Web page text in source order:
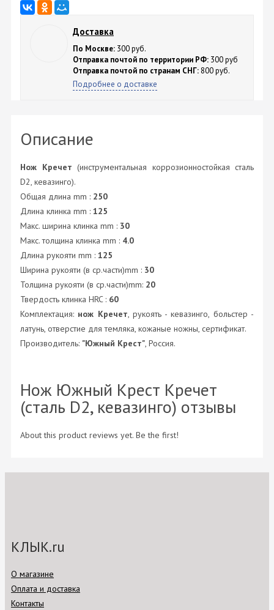
Доставка
По Москве: 300 руб.
Отправка почтой по территории РФ: 300 руб
Отправка почтой по странам СНГ: 800 руб.
Подробнее о доставке
Описание
Нож Кречет (инструментальная коррозионностойкая сталь
D2, кевазинго).
Общая длина mm : 250
Длина клинка mm : 125
Макс. ширина клинка mm : 30
Макс. толщина клинка mm : 4.0
Длина рукояти mm : 125
Ширина рукояти (в ср.части)mm : 30
Толщина рукояти (в ср.части)mm: 20
Твердость клинка HRC : 60
Комплектация: нож Кречет, рукоять - кевазинго, больстер -
латунь, отверстие для темляка, кожаные ножны, сертификат.
Производитель: "Южный Крест", Россия.
Нож Южный Крест Кречет
(сталь D2, кевазинго) отзывы
About this product reviews yet. Be the first!
КЛЫК.ru
О магазине
Оплата и доставка
Контакты